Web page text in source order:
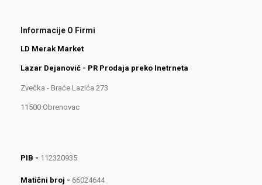
Informacije O Firmi
LD Merak Market
Lazar Dejanović - PR Prodaja preko Inetrneta
Zvečka - Braće Lazića 273
11500 Obrenovac
PIB - 112320935
Matični broj - 66024644